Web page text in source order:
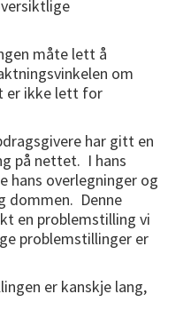
måte lett å
om
er ikke lett for
har gitt en
på nettet. I hans
hans overlegninger og
dommen. Denne
en problemstilling vi
problemstillinger er
er kanskje lang,